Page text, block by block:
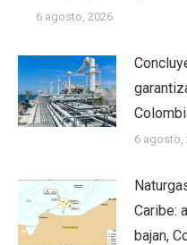
6 agosto, 2026
6 agosto,
Caribe:
bajan,